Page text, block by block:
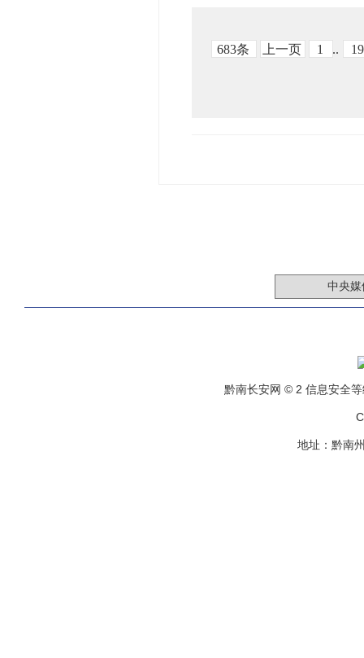
683条 上一页 1 .. 19
黔南长安网 © 2 信息安全
地址：黔南